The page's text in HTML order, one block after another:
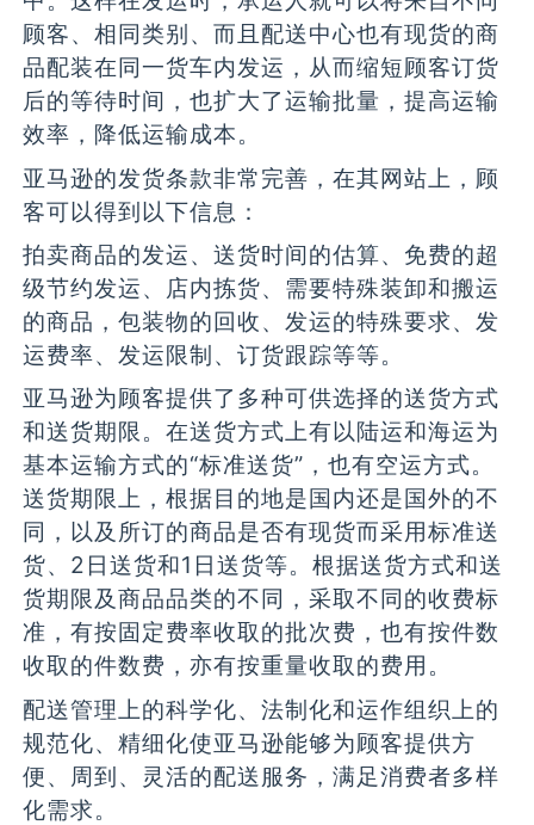
顾客、相同类别、而且配送中心也有现货的商
品配装在同一货车内发运，从而缩短顾客订货
后的等待时间，也扩大了运输批量，提高运输
效率，降低运输成本。
亚马逊的发货条款非常完善，在其网站上，顾
客可以得到以下信息：
拍卖商品的发运、送货时间的估算、免费的超
级节约发运、店内拣货、需要特殊装卸和搬运
的商品，包装物的回收、发运的特殊要求、发
运费率、发运限制、订货跟踪等等。
亚马逊为顾客提供了多种可供选择的送货方式
和送货期限。在送货方式上有以陆运和海运为
基本运输方式的“标准送货”，也有空运方式。
送货期限上，根据目的地是国内还是国外的不
同，以及所订的商品是否有现货而采用标准送
货、2日送货和1日送货等。根据送货方式和送
货期限及商品品类的不同，采取不同的收费标
准，有按固定费率收取的批次费，也有按件数
收取的件数费，亦有按重量收取的费用。
配送管理上的科学化、法制化和运作组织上的
规范化、精细化使亚马逊能够为顾客提供方
便、周到、灵活的配送服务，满足消费者多样
化需求。